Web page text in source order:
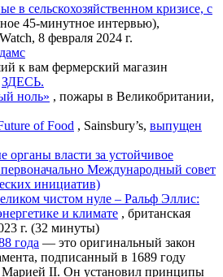
в сельскохозяйственном кризисе, с
45-минутное интервью),
8 февраля 2024 г.
к вам фермерский магазин
ЗДЕСЬ.
ноль» , пожары в Великобритании,
of Food , Sainsbury’s, выпущен
органы власти за устойчивое
Международный совет
инициатив)
чистом нуле – Ральф Эллис:
и климате , британская
г. (32 минуты)
года — это оригинальный закон
подписанный в 1689 году
II. Он установил принципы